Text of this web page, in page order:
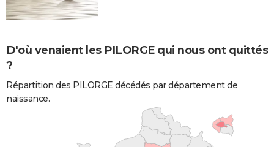
D'où venaient les PILORGE qui nous ont quittés
?
Répartition des PILORGE décédés par département de
naissance.